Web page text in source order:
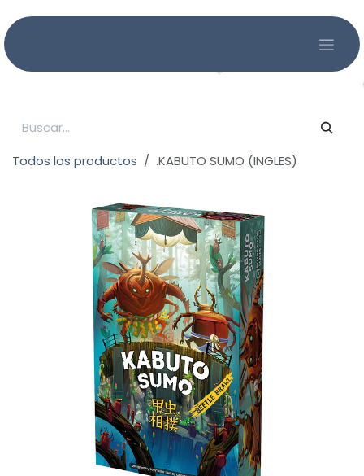
Todos los productos .KABUTO SUMO (INGLES)